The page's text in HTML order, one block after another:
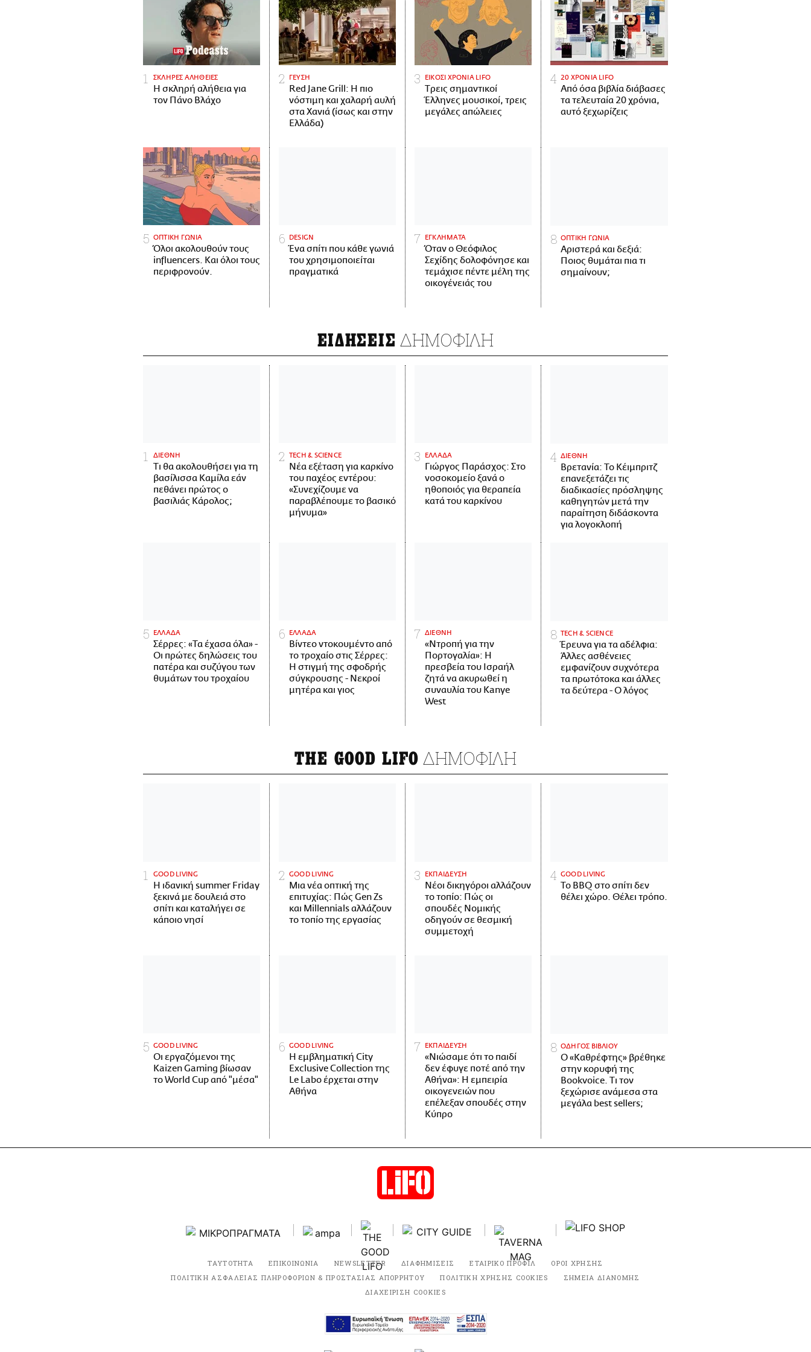
ΣΚΛΗΡΕΣ ΑΛΗΘΕΙΕΣ
H σκληρή αλήθεια για
τον Πάνο Βλάχο
ΓΕΥΣΗ
Red Jane Grill: Η πιο
νόστιμη και χαλαρή αυλή
στα Χανιά (ίσως και στην
Ελλάδα)
ΕΙΚΟΣΙ ΧΡΟΝΙΑ LIFO
Tρεις σημαντικοί
Έλληνες μουσικοί, τρεις
μεγάλες απώλειες
20 ΧΡΟΝΙΑ LIFO
Από όσα βιβλία διάβασες
τα τελευταία 20 χρόνια,
αυτό ξεχωρίζεις
ΟΠΤΙΚΗ ΓΩΝΙΑ
Όλοι ακολουθούν τους
influencers. Και όλοι τους
περιφρονούν.
DESIGN
Ένα σπίτι που κάθε γωνιά
του χρησιμοποιείται
πραγματικά
ΕΓΚΛΗΜΑΤΑ
Όταν ο Θεόφιλος
Σεχίδης δολοφόνησε και
τεμάχισε πέντε μέλη της
οικογένειάς του
ΟΠΤΙΚΗ ΓΩΝΙΑ
Αριστερά και δεξιά:
Ποιος θυμάται πια τι
σημαίνουν;
ΕΙΔΗΣΕΙΣ ΔΗΜΟΦΙΛΗ
ΔΙΕΘΝΗ
Τι θα ακολουθήσει για τη
βασίλισσα Καμίλα εάν
πεθάνει πρώτος ο
βασιλιάς Κάρολος;
ΤECH & SCIENCE
Νέα εξέταση για καρκίνο
του παχέος εντέρου:
«Συνεχίζουμε να
παραβλέπουμε το βασικό
μήνυμα»
ΕΛΛΑΔΑ
Γιώργος Παράσχος: Στο
νοσοκομείο ξανά ο
ηθοποιός για θεραπεία
κατά του καρκίνου
ΔΙΕΘΝΗ
Βρετανία: Το Κέιμπριτζ
επανεξετάζει τις
διαδικασίες πρόσληψης
καθηγητών μετά την
παραίτηση διδάσκοντα
για λογοκλοπή
ΕΛΛΑΔΑ
Σέρρες: «Τα έχασα όλα» -
Οι πρώτες δηλώσεις του
πατέρα και συζύγου των
θυμάτων του τροχαίου
ΕΛΛΑΔΑ
Βίντεο ντοκουμέντο από
το τροχαίο στις Σέρρες:
Η στιγμή της σφοδρής
σύγκρουσης - Νεκροί
μητέρα και γιος
ΔΙΕΘΝΗ
«Ντροπή για την
Πορτογαλία»: Η
πρεσβεία του Ισραήλ
ζητά να ακυρωθεί η
συναυλία του Kanye
West
ΤECH & SCIENCE
Έρευνα για τα αδέλφια:
Άλλες ασθένειες
εμφανίζουν συχνότερα
τα πρωτότοκα και άλλες
τα δεύτερα - Ο λόγος
THE GOOD LIFO ΔΗΜΟΦΙΛΗ
GOOD LIVING
Η ιδανική summer Friday
ξεκινά με δουλειά στο
σπίτι και καταλήγει σε
κάποιο νησί
GOOD LIVING
Μια νέα οπτική της
επιτυχίας: Πώς Gen Zs
και Millennials αλλάζουν
το τοπίο της εργασίας
ΕΚΠΑΙΔΕΥΣΗ
Νέοι δικηγόροι αλλάζουν
το τοπίο: Πώς οι
σπουδές Νομικής
οδηγούν σε θεσμική
συμμετοχή
GOOD LIVING
Το BBQ στο σπίτι δεν
θέλει χώρο. Θέλει τρόπο.
GOOD LIVING
Οι εργαζόμενοι της
Kaizen Gaming βίωσαν
το World Cup από "μέσα"
GOOD LIVING
Η εμβληματική City
Exclusive Collection της
Le Labo έρχεται στην
Αθήνα
ΕΚΠΑΙΔΕΥΣΗ
«Νιώσαμε ότι το παιδί
δεν έφυγε ποτέ από την
Αθήνα»: Η εμπειρία
οικογενειών που
επέλεξαν σπουδές στην
Κύπρο
ΟΔΗΓΟΣ ΒΙΒΛΙΟΥ
Ο «Καθρέφτης» βρέθηκε
στην κορυφή της
Bookvoice. Τι τον
ξεχώρισε ανάμεσα στα
μεγάλα best sellers;
ΤΑΥΤΟΤΗΤΑ ΕΠΙΚΟΙΝΩΝΙΑ NEWSLETTER ΔΙΑΦΗΜΙΣΕΙΣ ΕΤΑΙΡΙΚΟ ΠΡΟΦΙΛ
ΟΡΟΙ ΧΡΗΣΗΣ
ΠΟΛΙΤΙΚΗ ΑΣΦΑΛΕΙΑΣ ΠΛΗΡΟΦΟΡΙΩΝ & ΠΡΟΣΤΑΣΙΑΣ ΑΠΟΡΡΗΤΟΥ
ΠΟΛΙΤΙΚΗ ΧΡΗΣΗΣ COOKIES
ΣΗΜΕΙΑ ΔΙΑΝΟΜΗΣ
ΔΙΑΧΕΙΡΙΣΗ COOKIES